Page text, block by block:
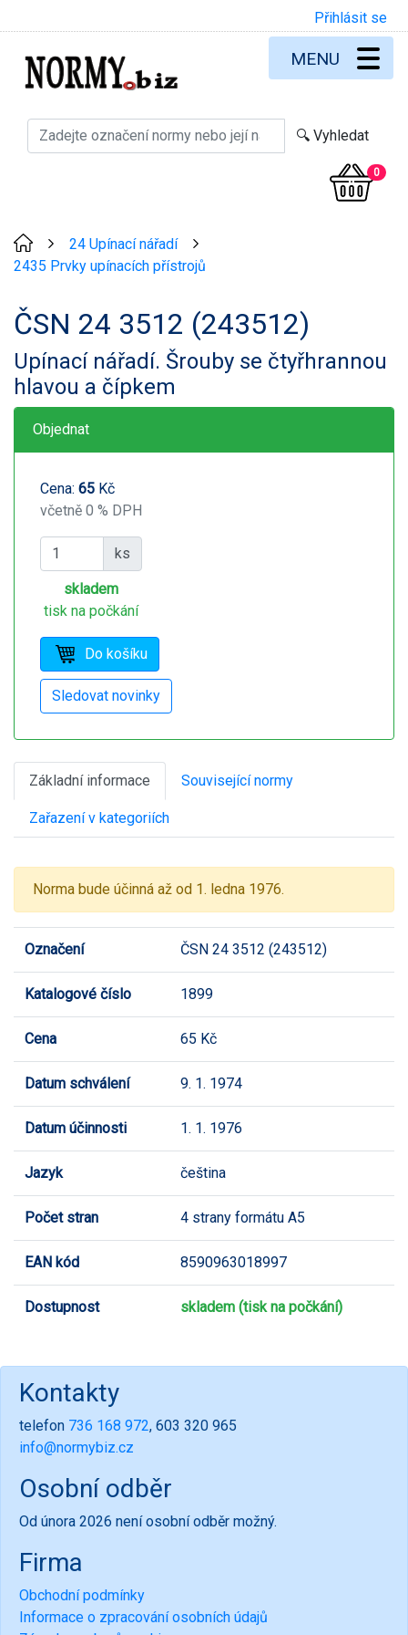
Přihlásit se
0
MENU
24 Upínací nářadí
2435 Prvky upínacích přístrojů
ČSN 24 3512 (243512)
Upínací nářadí. Šrouby se čtyřhrannou
hlavou a čípkem
Objednat
Cena: 65 Kč
včetně 0 % DPH
ks
skladem
tisk na počkání
Základní informace Související normy
Zařazení v kategoriích
Norma bude účinná až od 1. ledna 1976.
Označení ČSN 24 3512 (243512)
Katalogové číslo 1899
Cena 65 Kč
Datum schválení 9. 1. 1974
Datum účinnosti 1. 1. 1976
Jazyk čeština
Počet stran 4 strany formátu A5
EAN kód 8590963018997
Dostupnost skladem (tisk na počkání)
Kontakty
telefon 736 168 972, 603 320 965
info@normybiz.cz
Osobní odběr
Od února 2026 není osobní odběr možný.
Firma
Obchodní podmínky
Informace o zpracování osobních údajů